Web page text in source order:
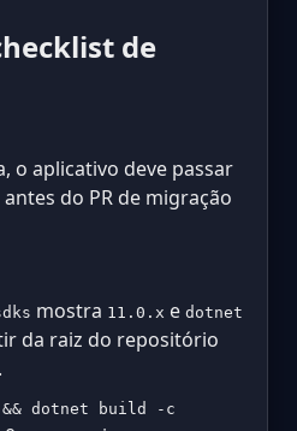
de
o aplicativo deve passar
do PR de migração
mostra 11.0.x e dotnet
da raiz do repositório
.
dotnet build -c